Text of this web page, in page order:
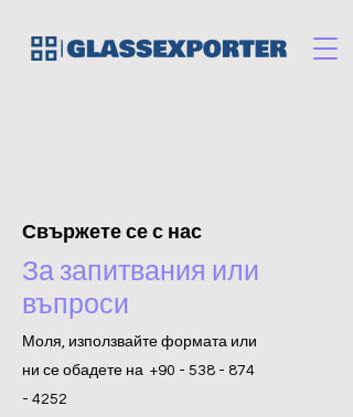
Свържете се с нас
За запитвания или
въпроси
Моля, използвайте формата или
ни се обадете на +90 - 538 - 874
- 4252